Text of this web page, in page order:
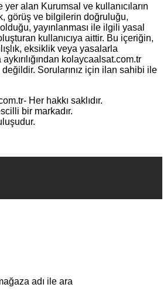
alan Kurumsal ve kullanıcıların
görüş ve bilgilerin doğruluğu,
yayınlanması ile ilgili yasal
kullanıcıya aittir. Bu içeriğin,
eksiklik veya yasalarla
kolaycaalsat.com.tr
Sorularınız için ilan sahibi ile
Her hakkı saklıdır.
bir markadır.
adı ile ara